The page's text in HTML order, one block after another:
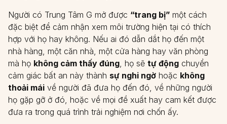
Người có Trung Tâm G mở được “trang bị” một cách
đặc biệt để cảm nhận xem môi trường hiện tại có thích
hợp với họ hay không. Nếu ai đó dẫn dắt họ đến một
nhà hàng, một căn nhà, một cửa hàng hay văn phòng
mà họ không cảm thấy đúng , họ sẽ tự động chuyển
cảm giác bất an này thành sự nghi ngờ hoặc không
thoải mái về người đã đưa họ đến đó, về những người
họ gặp gỡ ở đó, hoặc về mọi đề xuất hay cam kết được
đưa ra trong quá trình trải nghiệm nơi chốn ấy.